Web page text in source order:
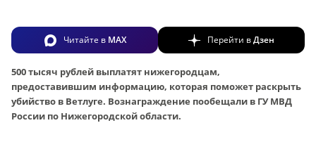
Читайте в MAX Перейти вДзен
500 тысяч рублей выплатят нижегородцам,
предоставившим информацию, которая поможет раскрыть
убийство в Ветлуге. Вознаграждение пообещали в ГУ МВД
России по Нижегородской области.